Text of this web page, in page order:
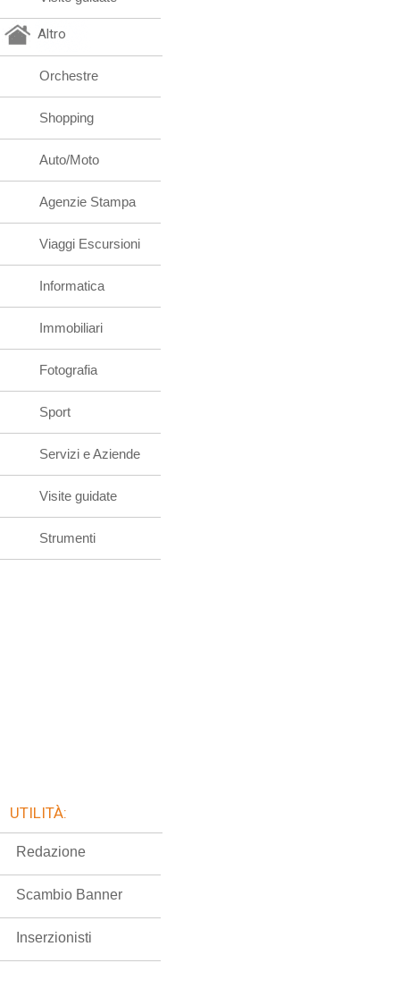
Altro
Orchestre
Shopping
Auto/Moto
Agenzie Stampa
Viaggi Escursioni
Informatica
Immobiliari
Fotografia
Sport
Servizi e Aziende
Visite guidate
Strumenti
UTILITÀ:
Redazione
Scambio Banner
Inserzionisti